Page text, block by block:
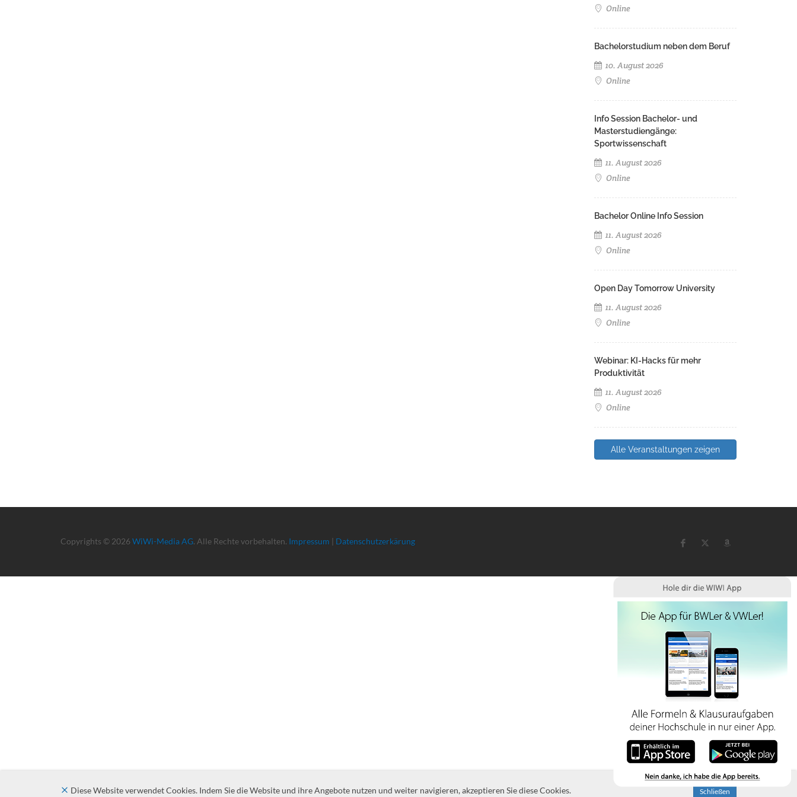
Online
Bachelorstudium neben dem Beruf
10. August 2026
Online
Info Session Bachelor- und
Masterstudiengänge:
Sportwissenschaft
11. August 2026
Online
Bachelor Online Info Session
11. August 2026
Online
Open Day Tomorrow University
11. August 2026
Online
Webinar: KI-Hacks für mehr
Produktivität
11. August 2026
Online
Alle Veranstaltungen zeigen
Copyrights © 2026 WiWi-Media AG. Alle Rechte vorbehalten. Impressum | Datenschutzerkärung
Diese Website verwendet Cookies. Indem Sie die Website und ihre Angebote nutzen und weiter navigieren, akzeptieren Sie diese Cookies. Schließen